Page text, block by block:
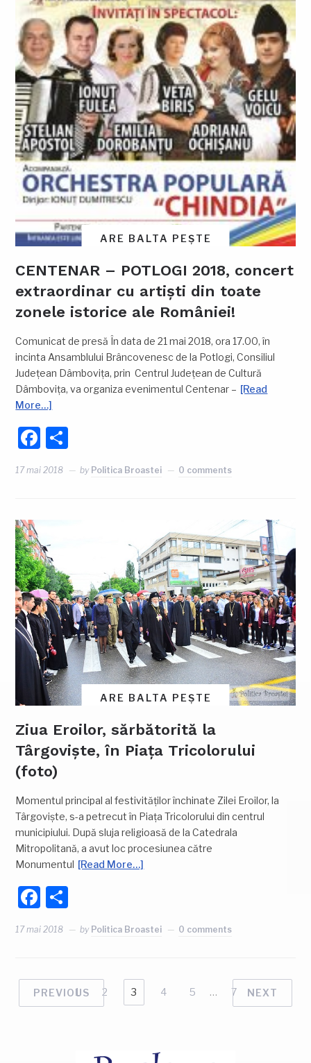
ARE BALTA PEȘTE
CENTENAR – POTLOGI 2018, concert
extraordinar cu artiști din toate
zonele istorice ale României!
Comunicat de presă În data de 21 mai 2018, ora 17.00, în
incinta Ansamblului Brâncovenesc de la Potlogi, Consiliul
Judeţean Dâmboviţa, prin Centrul Judeţean de Cultură
Dâmboviţa, va organiza evenimentul Centenar – [Read
More…]
Facebook
17 mai 2018 by Politica Broastei 0 comments
ARE BALTA PEȘTE
Ziua Eroilor, sărbătorită la
Târgoviște, în Piața Tricolorului
(foto)
Momentul principal al festivităților închinate Zilei Eroilor, la
Târgoviște, s-a petrecut în Piața Tricolorului din centrul
municipiului. După sluja religioasă de la Catedrala
Mitropolitană, a avut loc procesiunea către
Monumentul [Read More…]
Facebook
17 mai 2018 by Politica Broastei 0 comments
PREVIOUS
1 2 3 4 5 … 7 NEXT